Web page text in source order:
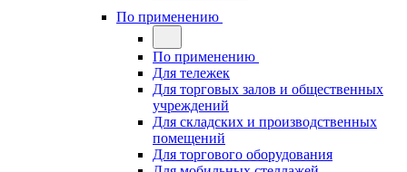
По применению
По применению
Для тележек
Для торговых залов и общественных
учреждений
Для складских и производственных
помещений
Для торгового оборудования